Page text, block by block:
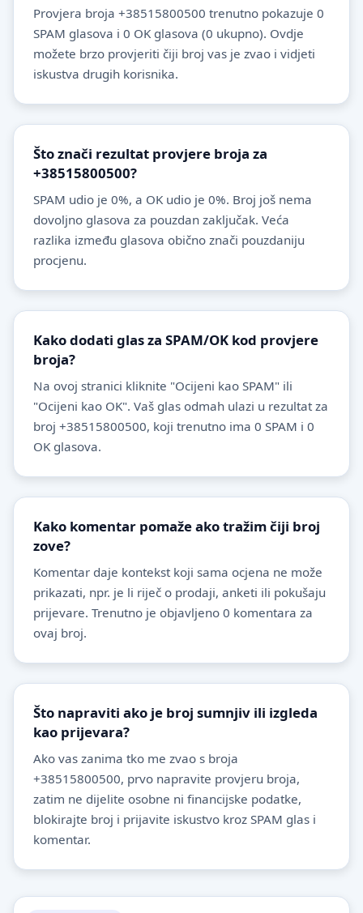
Provjera broja +38515800500 trenutno pokazuje 0
SPAM glasova i 0 OK glasova (0 ukupno). Ovdje
možete brzo provjeriti čiji broj vas je zvao i vidjeti
iskustva drugih korisnika.
Što znači rezultat provjere broja za
+38515800500?
SPAM udio je 0%, a OK udio je 0%. Broj još nema
dovoljno glasova za pouzdan zaključak. Veća
razlika između glasova obično znači pouzdaniju
procjenu.
Kako dodati glas za SPAM/OK kod provjere
broja?
Na ovoj stranici kliknite "Ocijeni kao SPAM" ili
"Ocijeni kao OK". Vaš glas odmah ulazi u rezultat za
broj +38515800500, koji trenutno ima 0 SPAM i 0
OK glasova.
Kako komentar pomaže ako tražim čiji broj
zove?
Komentar daje kontekst koji sama ocjena ne može
prikazati, npr. je li riječ o prodaji, anketi ili pokušaju
prijevare. Trenutno je objavljeno 0 komentara za
ovaj broj.
Što napraviti ako je broj sumnjiv ili izgleda
kao prijevara?
Ako vas zanima tko me zvao s broja
+38515800500, prvo napravite provjeru broja,
zatim ne dijelite osobne ni financijske podatke,
blokirajte broj i prijavite iskustvo kroz SPAM glas i
komentar.